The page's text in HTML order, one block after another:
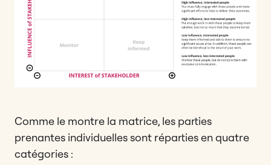
Comme le montre la matrice, les parties
prenantes individuelles sont réparties en quatre
catégories :